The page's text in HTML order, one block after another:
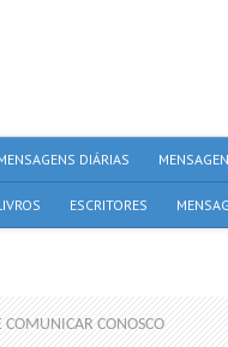
DIÁRIAS
ESCRITORES
COMUNICAR CONOSCO